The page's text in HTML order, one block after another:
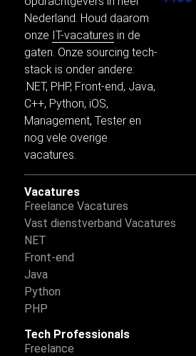
Nederland. Houd daarom
onze IT-vacatures in de
gaten. Onze sourcing tech-
stack is onder andere:
.NET, PHP, Front-end, Java,
C++, Python, iOS,
Management, Testeren
nog vele overige
vacatures.
Vacatures
Freelance Vacatures
Vast dienstverband Vacatures
NET
Front-end
Java
Python
PHP
Tech Professionals
Freelance